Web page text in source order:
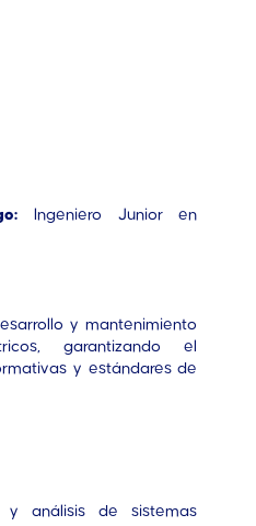
Ingeniero Junior en
y mantenimiento
garantizando el
y estándares de
análisis de sistemas